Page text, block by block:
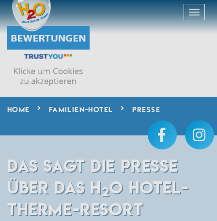
HOME FAMILIEN-HOTEL PRESSE
DAS SAGT DIE PRESSE
ÜBER DAS H2O HOTEL-
THERME-RESORT